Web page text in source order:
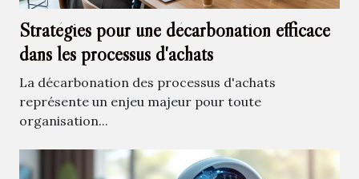
Stratégies pour une décarbonation efficace
dans les processus d'achats
La décarbonation des processus d'achats
représente un enjeu majeur pour toute
organisation...